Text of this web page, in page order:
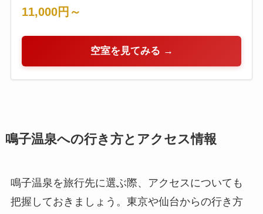
11,000円～
空室を見てみる →
鳴子温泉への行き方とアクセス情報
鳴子温泉を旅行先に選ぶ際、アクセスについても
把握しておきましょう。東京や仙台からの行き方